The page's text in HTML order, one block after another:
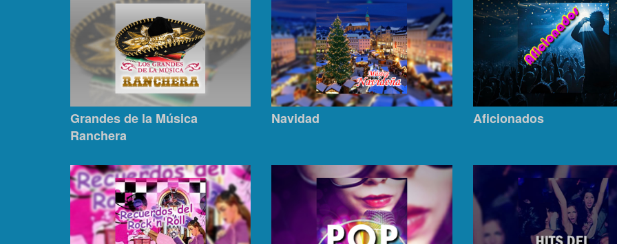
Grandes de la Música
Ranchera
Navidad Aficionados